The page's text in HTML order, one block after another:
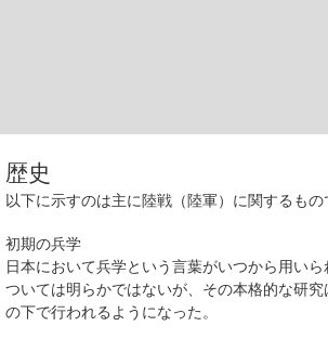
歴史
以下に示すのは主に陸戦（陸軍）に関するもの
初期の兵学
日本において兵学という言葉がいつから用い
ついては明らかではないが、その本格的な研究
の下で行われるようになった。